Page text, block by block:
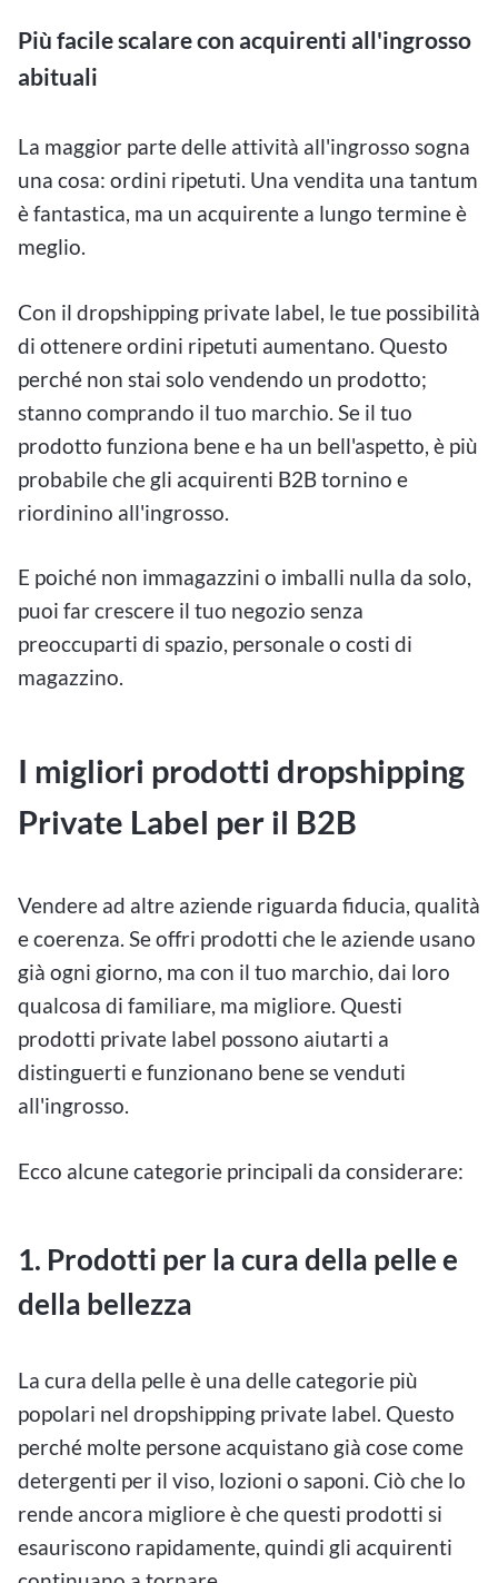
Più facile scalare con acquirenti all'ingrosso
abituali
La maggior parte delle attività all'ingrosso sogna
una cosa: ordini ripetuti. Una vendita una tantum
è fantastica, ma un acquirente a lungo termine è
meglio.
Con il dropshipping private label, le tue possibilità
di ottenere ordini ripetuti aumentano. Questo
perché non stai solo vendendo un prodotto;
stanno comprando il tuo marchio. Se il tuo
prodotto funziona bene e ha un bell'aspetto, è più
probabile che gli acquirenti B2B tornino e
riordinino all'ingrosso.
E poiché non immagazzini o imballi nulla da solo,
puoi far crescere il tuo negozio senza
preoccuparti di spazio, personale o costi di
magazzino.
I migliori prodotti dropshipping
Private Label per il B2B
Vendere ad altre aziende riguarda fiducia, qualità
e coerenza. Se offri prodotti che le aziende usano
già ogni giorno, ma con il tuo marchio, dai loro
qualcosa di familiare, ma migliore. Questi
prodotti private label possono aiutarti a
distinguerti e funzionano bene se venduti
all'ingrosso.
Ecco alcune categorie principali da considerare:
1. Prodotti per la cura della pelle e
della bellezza
La cura della pelle è una delle categorie più
popolari nel dropshipping private label. Questo
perché molte persone acquistano già cose come
detergenti per il viso, lozioni o saponi. Ciò che lo
rende ancora migliore è che questi prodotti si
esauriscono rapidamente, quindi gli acquirenti